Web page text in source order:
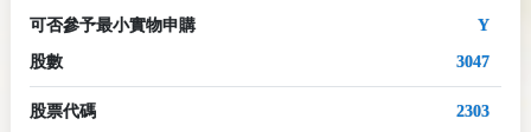
可否參予最小實物申購 Y
股數 3047
股票代碼 2303